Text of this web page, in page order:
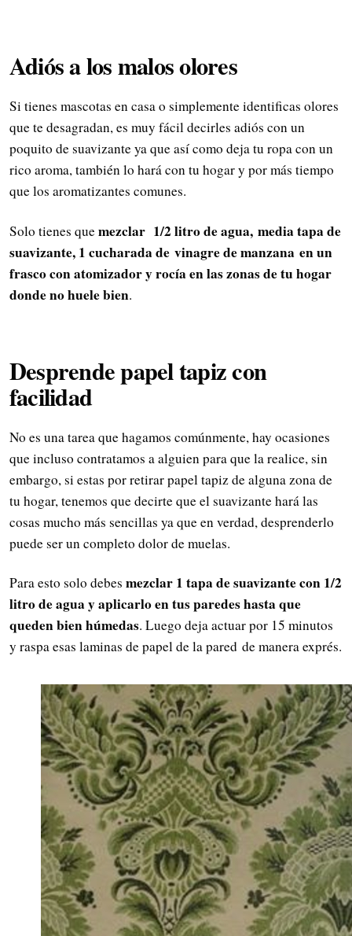
Adiós a los malos olores
Si tienes mascotas en casa o simplemente identificas olores
que te desagradan, es muy fácil decirles adiós con un
poquito de suavizante ya que así como deja tu ropa con un
rico aroma, también lo hará con tu hogar y por más tiempo
que los aromatizantes comunes.
Solo tienes quemezclar 1/2 litro de agua, media tapa de
suavizante, 1 cucharada de vinagre de manzana en un
frasco con atomizador y rocía en las zonas de tu hogar
donde no huele bien.
Desprende papel tapiz con
facilidad
No es una tarea que hagamos comúnmente, hay ocasiones
que incluso contratamos a alguien para que la realice, sin
embargo, si estas por retirar papel tapiz de alguna zona de
tu hogar, tenemos que decirte que el suavizante hará las
cosas mucho más sencillas ya que en verdad, desprenderlo
puede ser un completo dolor de muelas.
Para esto solo debes mezclar 1 tapa de suavizante con 1/2
litro de agua y aplicarlo en tus paredes hasta que
queden bien húmedas. Luego deja actuar por 15 minutos
y raspa esas laminas de papel de la pared de manera exprés.